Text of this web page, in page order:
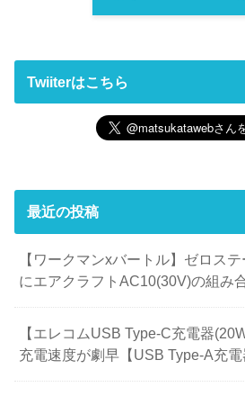
Twiiterはこちら
最近の投稿
【ワークマンxバートル】ゼロス
にエアクラフトAC10(30V)の組み
【エレコムUSB Type-C充電器
充電速度が劇早【USB Type-A充電